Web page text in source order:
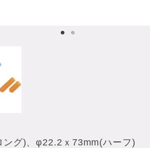
グ)、φ22.2ｘ73mm(ハーフ)